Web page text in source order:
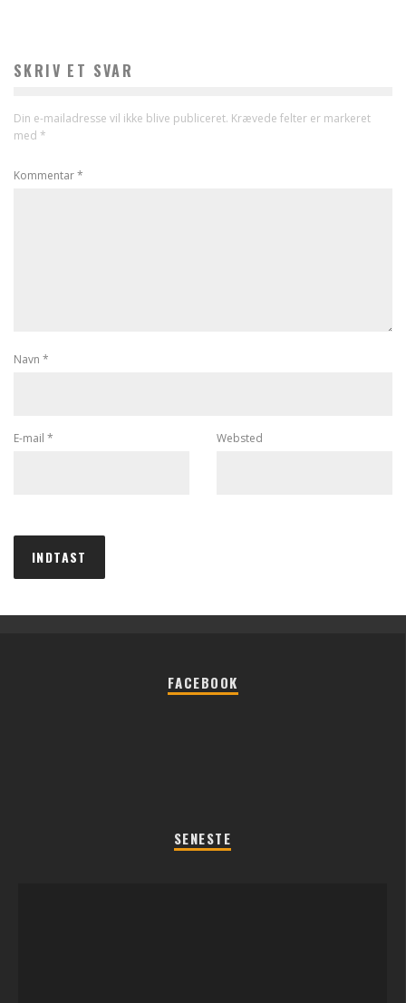
SKRIV ET SVAR
Din e-mailadresse vil ikke blive publiceret. Krævede felter er markeret
med *
Kommentar*
Navn *
E-mail * Websted
FACEBOOK
SENESTE